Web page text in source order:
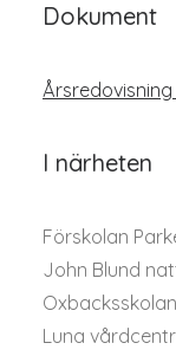
Dokument
I närheten
Förskolan
John Blund
Luna